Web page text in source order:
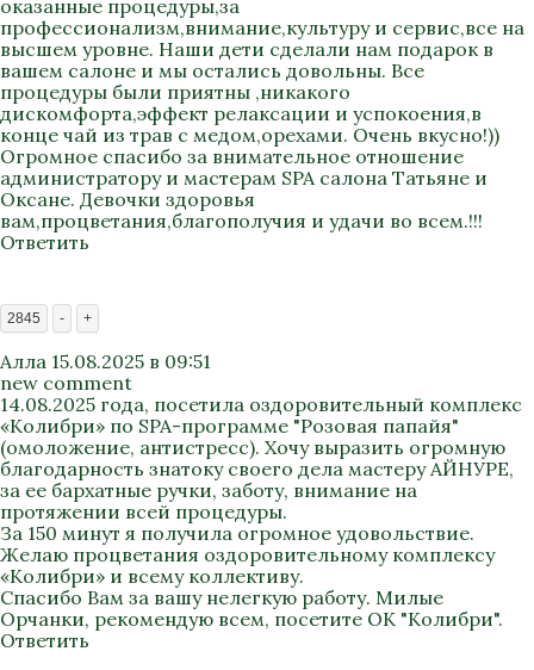
оказанные процедуры,за
профессионализм,внимание,культуру и сервис,все на
высшем уровне. Наши дети сделали нам подарок в
вашем салоне и мы остались довольны. Все
процедуры были приятны ,никакого
дискомфорта,эффект релаксации и успокоения,в
конце чай из трав с медом,орехами. Очень вкусно!))
Огромное спасибо за внимательное отношение
администратору и мастерам SPA салона Татьяне и
Оксане. Девочки здоровья
вам,процветания,благополучия и удачи во всем.!!!
Ответить
2845 - +
Алла 15.08.2025 в 09:51
new comment
14.08.2025 года, посетила оздоровительный комплекс
«Колибри» по SPA-программе "Розовая папайя"
(омоложение, антистресс). Хочу выразить огромную
благодарность знатоку своего дела мастеру АЙНУРЕ,
за ее бархатные ручки, заботу, внимание на
протяжении всей процедуры.
За 150 минут я получила огромное удовольствие.
Желаю процветания оздоровительному комплексу
«Колибри» и всему коллективу.
Спасибо Вам за вашу нелегкую работу. Милые
Орчанки, рекомендую всем, посетите ОК "Колибри".
Ответить